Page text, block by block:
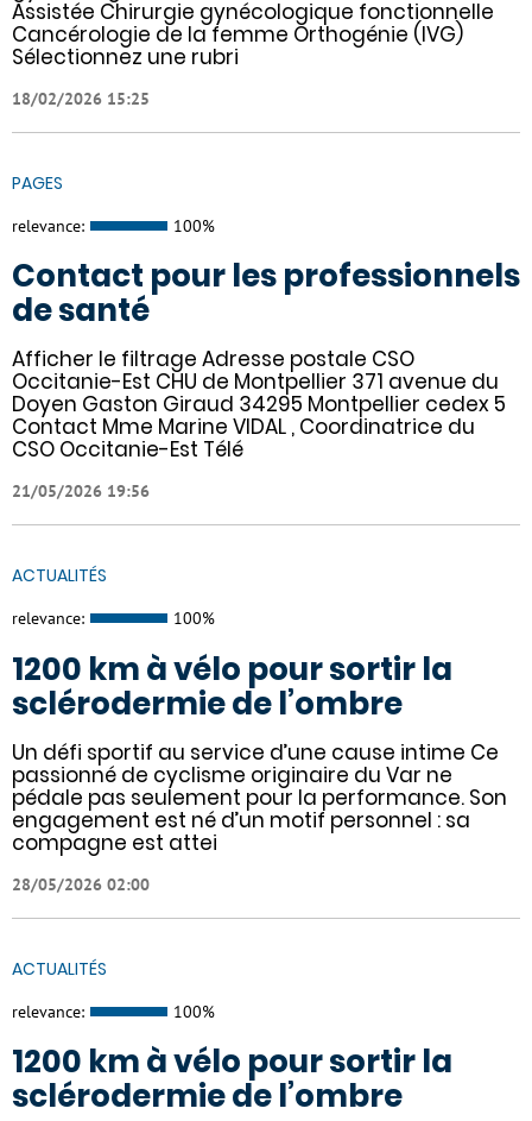
Assistée Chirurgie gynécologique fonctionnelle
Cancérologie de la femme Orthogénie (IVG)
Sélectionnez une rubri
18/02/2026 15:25
PAGES
relevance: 100%
Contact pour les professionnels
de santé
Afficher le filtrage Adresse postale CSO
Occitanie-Est CHU de Montpellier 371 avenue du
Doyen Gaston Giraud 34295 Montpellier cedex 5
Contact Mme Marine VIDAL , Coordinatrice du
CSO Occitanie-Est Télé
21/05/2026 19:56
ACTUALITÉS
relevance: 100%
1200 km à vélo pour sortir la
sclérodermie de l’ombre
Un défi sportif au service d’une cause intime Ce
passionné de cyclisme originaire du Var ne
pédale pas seulement pour la performance. Son
engagement est né d’un motif personnel : sa
compagne est attei
28/05/2026 02:00
ACTUALITÉS
relevance: 100%
1200 km à vélo pour sortir la
sclérodermie de l’ombre